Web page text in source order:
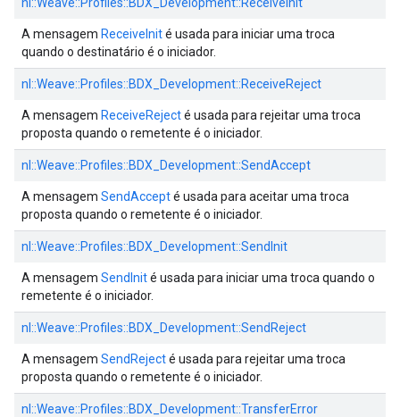
A mensagem ReceiveInité usada para iniciar uma troca
quando o destinatário é o iniciador.
nl::Weave::Profiles::BDX_Development::ReceiveReject
A mensagem ReceiveRejecté usada para rejeitar uma troca
proposta quando o remetente é o iniciador.
nl::Weave::Profiles::BDX_Development::SendAccept
A mensagem SendAccepté usada para aceitar uma troca
proposta quando o remetente é o iniciador.
nl::Weave::Profiles::BDX_Development::SendInit
A mensagem SendInité usada para iniciar uma troca quando o
remetente é o iniciador.
nl::Weave::Profiles::BDX_Development::SendReject
A mensagem SendRejecté usada para rejeitar uma troca
proposta quando o remetente é o iniciador.
nl::Weave::Profiles::BDX_Development::TransferError